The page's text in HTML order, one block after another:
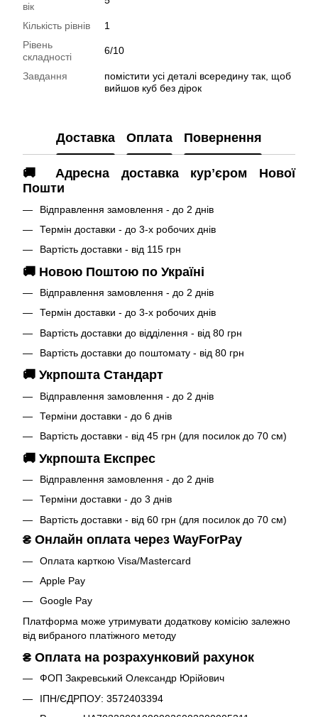
вік
Кількість рівнів
1
Рівень
складності
6/10
Завдання
помістити усі деталі всередину так, щоб
вийшов куб без дірок
Доставка Оплата Повернення
🚚 Адресна доставка курʼєром Нової
Пошти
Відправлення замовлення - до 2 днів
Термін доставки - до 3-х робочих днів
Вартість доставки - від 115 грн
🚚 Новою Поштою по Україні
Відправлення замовлення - до 2 днів
Термін доставки - до 3-х робочих днів
Вартість доставки до відділення - від 80 грн
Вартість доставки до поштомату - від 80 грн
🚚 Укрпошта Стандарт
Відправлення замовлення - до 2 днів
Терміни доставки - до 6 днів
Вартість доставки - від 45 грн (для посилок до 70 см)
🚚 Укрпошта Експрес
Відправлення замовлення - до 2 днів
Терміни доставки - до 3 днів
Вартість доставки - від 60 грн (для посилок до 70 см)
₴ Онлайн оплата через WayForPay
Оплата карткою Visa/Mastercard
Apple Pay
Google Pay
Платформа може утримувати додаткову комісію залежно
від вибраного платіжного методу
₴ Оплата на розрахунковий рахунок
ФОП Закревський Олександр Юрійович
ІПН/ЄДРПОУ: 3572403394